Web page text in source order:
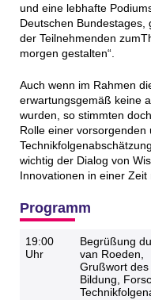
und eine lebhafte
Deutschen Bundestages,
der Teilnehmenden
morgen gestalten“.
Auch wenn im Rahmen
erwartungsgemäß keine
wurden, so stimmten
Rolle einer vorsorgenden
wichtig der Dialog von
Innovationen in einer Zeit
Programm
19:00
Uhr
Begrüßung
van Roeden,
Grußwort des
Bildung,